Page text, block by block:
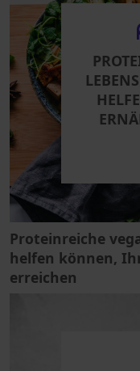
Proteinreiche
helfen können,
erreichen